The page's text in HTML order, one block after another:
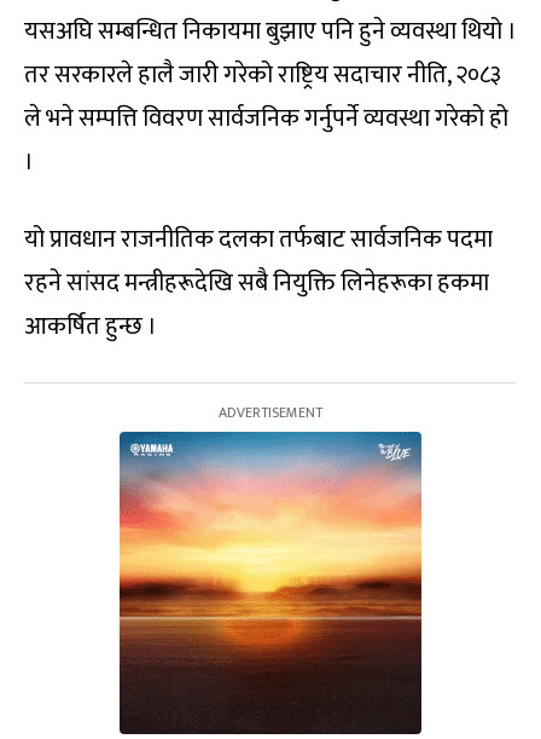
यसअघि सम्बन्धित निकायमा बुझाए पनि हुने व्यवस्था थियो ।
तर सरकारले हालै जारी गरेको राष्ट्रिय सदाचार नीति, २०८३
ले भने सम्पत्ति विवरण सार्वजनिक गर्नुपर्ने व्यवस्था गरेको हो
।
यो प्रावधान राजनीतिक दलका तर्फबाट सार्वजनिक पदमा
रहने सांसद मन्त्रीहरूदेखि सबै नियुक्ति लिनेहरूका हकमा
आकर्षित हुन्छ ।